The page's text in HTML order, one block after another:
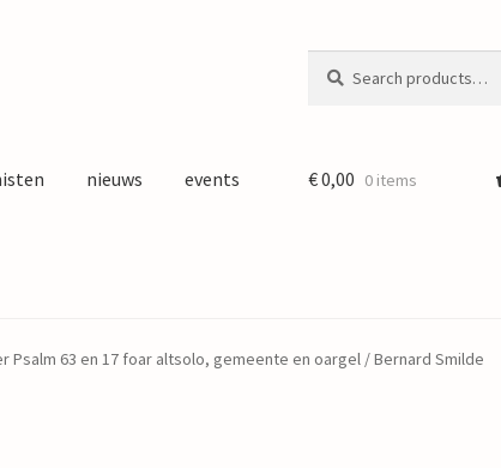
for:
nieuws events €0,00 0 items
Psalm 63 en 17 foar altsolo, gemeente en oargel / Bernard Smilde